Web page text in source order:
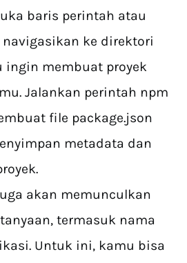
baris perintah atau
ke direktori
ingin membuat proyek
Jalankan perintah npm
file package.json
metadata dan
akan memunculkan
termasuk nama
Untuk ini, kamu bisa